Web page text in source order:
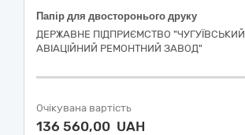
Папір для двосторонього друку
ДЕРЖАВНЕ ПІДПРИЄМСТВО "ЧУГУЇВСЬКИЙ
АВІАЦІЙНИЙ РЕМОНТНИЙ ЗАВОД"
Очікувана вартість
136 560,00 UAH